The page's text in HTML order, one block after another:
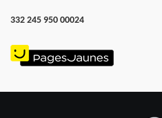
332 245 950 00024